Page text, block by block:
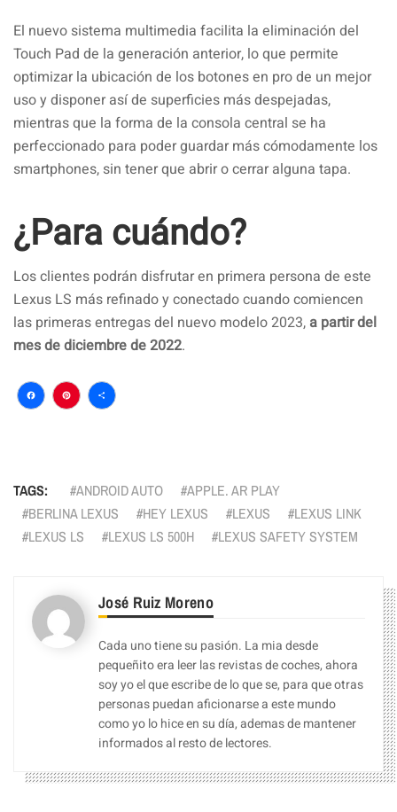
El nuevo sistema multimedia facilita la eliminación del
Touch Pad de la generación anterior, lo que permite
optimizar la ubicación de los botones en pro de un mejor
uso y disponer así de superficies más despejadas,
mientras que la forma de la consola central se ha
perfeccionado para poder guardar más cómodamente los
smartphones, sin tener que abrir o cerrar alguna tapa.
¿Para cuándo?
Los clientes podrán disfrutar en primera persona de este
Lexus LS más refinado y conectado cuando comiencen
las primeras entregas del nuevo modelo 2023, a partir del
mes de diciembre de 2022.
Facebook
Pinterest
Compartir
TAGS: ANDROID AUTO
APPLE. AR PLAY
BERLINA LEXUS
HEY LEXUS LEXUS
LEXUS LINK
LEXUS LS
LEXUS LS 500H LEXUS SAFETY SYSTEM
José Ruiz Moreno
Cada uno tiene su pasión. La mia desde
pequeñito era leer las revistas de coches, ahora
soy yo el que escribe de lo que se, para que otras
personas puedan aficionarse a este mundo
como yo lo hice en su día, ademas de mantener
informados al resto de lectores.